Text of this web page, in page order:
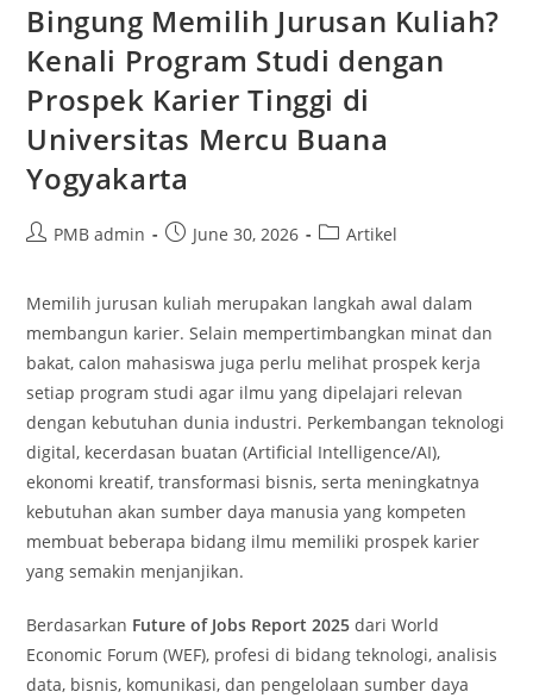
Bingung Memilih Jurusan Kuliah?
Kenali Program Studi dengan
Prospek Karier Tinggi di
Universitas Mercu Buana
Yogyakarta
PostPMB admin
PostJune 30, 2026
PostArtikel
Memilih jurusan kuliah merupakan langkah awal dalam
membangun karier. Selain mempertimbangkan minat dan
bakat, calon mahasiswa juga perlu melihat prospek kerja
setiap program studi agar ilmu yang dipelajari relevan
dengan kebutuhan dunia industri. Perkembangan teknologi
digital, kecerdasan buatan (Artificial Intelligence/AI),
ekonomi kreatif, transformasi bisnis, serta meningkatnya
kebutuhan akan sumber daya manusia yang kompeten
membuat beberapa bidang ilmu memiliki prospek karier
yang semakin menjanjikan.
Berdasarkan Future of Jobs Report 2025 dari World
Economic Forum (WEF), profesi di bidang teknologi, analisis
data, bisnis, komunikasi, dan pengelolaan sumber daya